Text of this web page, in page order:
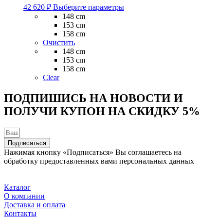
42 620 ₽ Выберите параметрыЭтот
товара.
148 cm
153 cm
158 cm
Очистить
148 cm
153 cm
158 cm
Clear
ПОДПИШИСЬ НА НОВОСТИ И
ПОЛУЧИ КУПОН НА СКИДКУ 5%
Подписаться
Нажимая кнопку «Подписаться» Вы соглашаетесь на
обработку предоставленных вами персональных данных
Каталог
О компании
Доставка и оплата
Контакты